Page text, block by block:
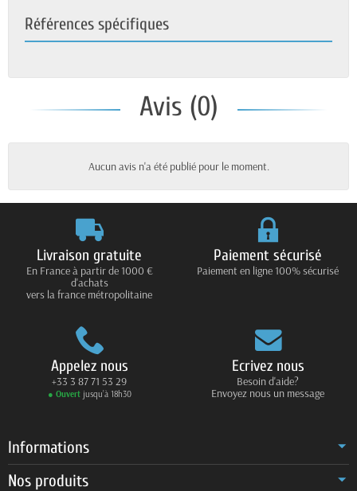
Références spécifiques
Avis (0)
Aucun avis n'a été publié pour le moment.
Livraison gratuite
En France à partir de 1000 €
d'achats
vers la france métropolitaine
Paiement sécurisé
Paiement en ligne 100% sécurisé
Appelez nous
+33 3 87 71 53 29
● Ouvertjusqu’à 18h30
Ecrivez nous
Besoin d'aide?
Envoyez nous un message
Informations
Nos produits